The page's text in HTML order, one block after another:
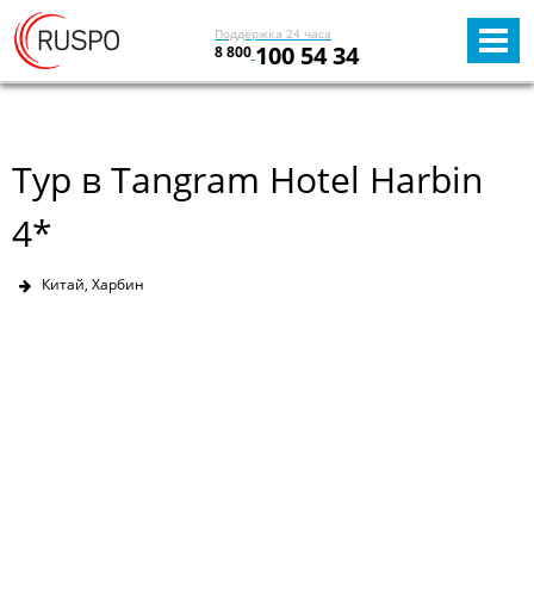
Поддержка 24 часа
8 800 100 54 34
Тур в Tangram Hotel Harbin
4*
Китай, Харбин